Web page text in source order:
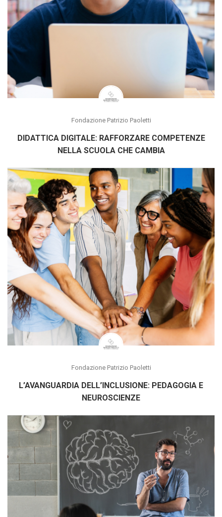
Fondazione Patrizio Paoletti
DIDATTICA DIGITALE: RAFFORZARE COMPETENZE
NELLA SCUOLA CHE CAMBIA
Fondazione Patrizio Paoletti
L’AVANGUARDIA DELL’INCLUSIONE: PEDAGOGIA E
NEUROSCIENZE